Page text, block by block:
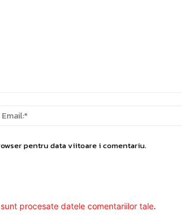
pentru data viitoare i comentariu.
procesate datele comentariilor tale.